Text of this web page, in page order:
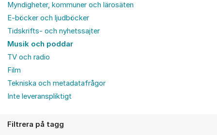
Myndigheter, kommuner och lärosäten
E-böcker och ljudböcker
Tidskrifts- och nyhetssajter
Musik och poddar
TV och radio
Film
Tekniska och metadatafrågor
Inte leveranspliktigt
Filtrera på tagg